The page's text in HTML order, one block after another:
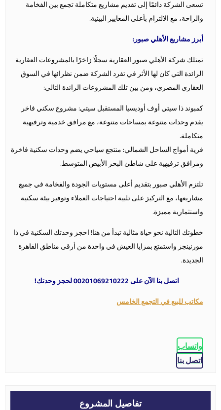
تسعى الشركة دائمًا إلى تقديم مشاريع متكاملة تجمع بين الفخامة
والراحة، مع الالتزام بأعلى المعايير البيئية.
أبرز مشاريع الأهلي صبور:
تمتلك شركة الأهلي صبور العقارية سجلًا زاخرًا بالمشروعات العقارية
الرائدة التي كان لها الأثر في تفرد الشركة ضمن نظرائها في السوق
العقاري المصري، ومن بين تلك المشروعات الرائدة التالي:
كمبوند ذا سيتي أوف أوديسيا المستقبل سيتي: مشروع سكني فاخر
يقدم وحدات متنوعة بمساحات متنوعة، مع مرافق خدمية وترفيهية
متكاملة.
قرية أمواج الساحل الشمالي: منتجع سياحي يضم وحدات سكنية فاخرة
ومرافق ترفيهية على شاطئ البحر الأبيض المتوسط.
تلتزم الأهلي صبور بتقديم أعلى مستويات الجودة والفخامة في جميع
مشاريعها، مع التركيز على تلبية احتياجات العملاء وتوفير بيئة سكنية
واستثمارية مميزة.
خطوتك التالية نحو حياة مثالية تبدأ من هنا! احجز وحدتك السكنية في ذا
مورنينجز واستمتع بمزايا العيش في واحدة من أرقى مناطق القاهرة
الجديدة.
اتصل بنا الآن على 00201069210222 لحجز وحدتك!
مكاتب للبيع في التجمع الخامس
واتساب
اتصل بنا
تفاصيل المشروع